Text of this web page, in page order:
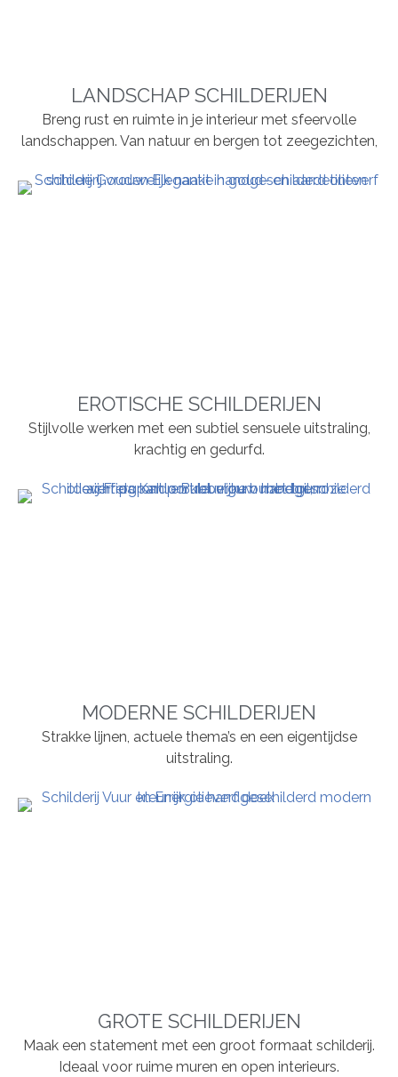
LANDSCHAP SCHILDERIJEN
Breng rust en ruimte in je interieur met sfeervolle
landschappen. Van natuur en bergen tot zeegezichten,
EROTISCHE SCHILDERIJEN
Stijlvolle werken met een subtiel sensuele uitstraling,
krachtig en gedurfd.
MODERNE SCHILDERIJEN
Strakke lijnen, actuele thema’s en een eigentijdse
uitstraling.
GROTE SCHILDERIJEN
Maak een statement met een groot formaat schilderij.
Ideaal voor ruime muren en open interieurs.